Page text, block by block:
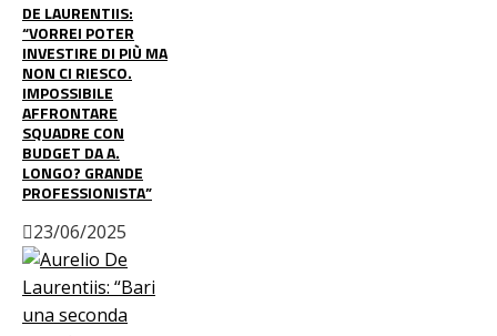
DE LAURENTIIS:
“VORREI POTER
INVESTIRE DI PIÙ MA
NON CI RIESCO.
IMPOSSIBILE
AFFRONTARE
SQUADRE CON
BUDGET DA A.
LONGO? GRANDE
PROFESSIONISTA”
23/06/2025